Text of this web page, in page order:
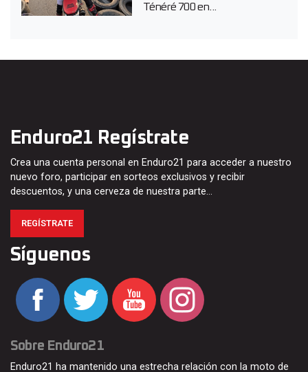
Ténéré 700 en...
Enduro21 Regístrate
Crea una cuenta personal en Enduro21 para acceder a nuestro
nuevo foro, participar en sorteos exclusivos y recibir
descuentos, y una cerveza de nuestra parte…
REGÍSTRATE
Síguenos
Sobre Enduro21
Enduro21 ha mantenido una estrecha relación con la moto de